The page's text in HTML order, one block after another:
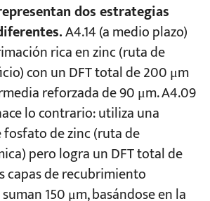
dos estrategias
A4.14 (a medio plazo)
rica en zinc (ruta de
con un DFT total de 200 μm
reforzada de 90 μm. A4.09
lo contrario: utiliza una
de zinc (ruta de
pero logra un DFT total de
capas de recubrimiento
150 μm, basándose en la